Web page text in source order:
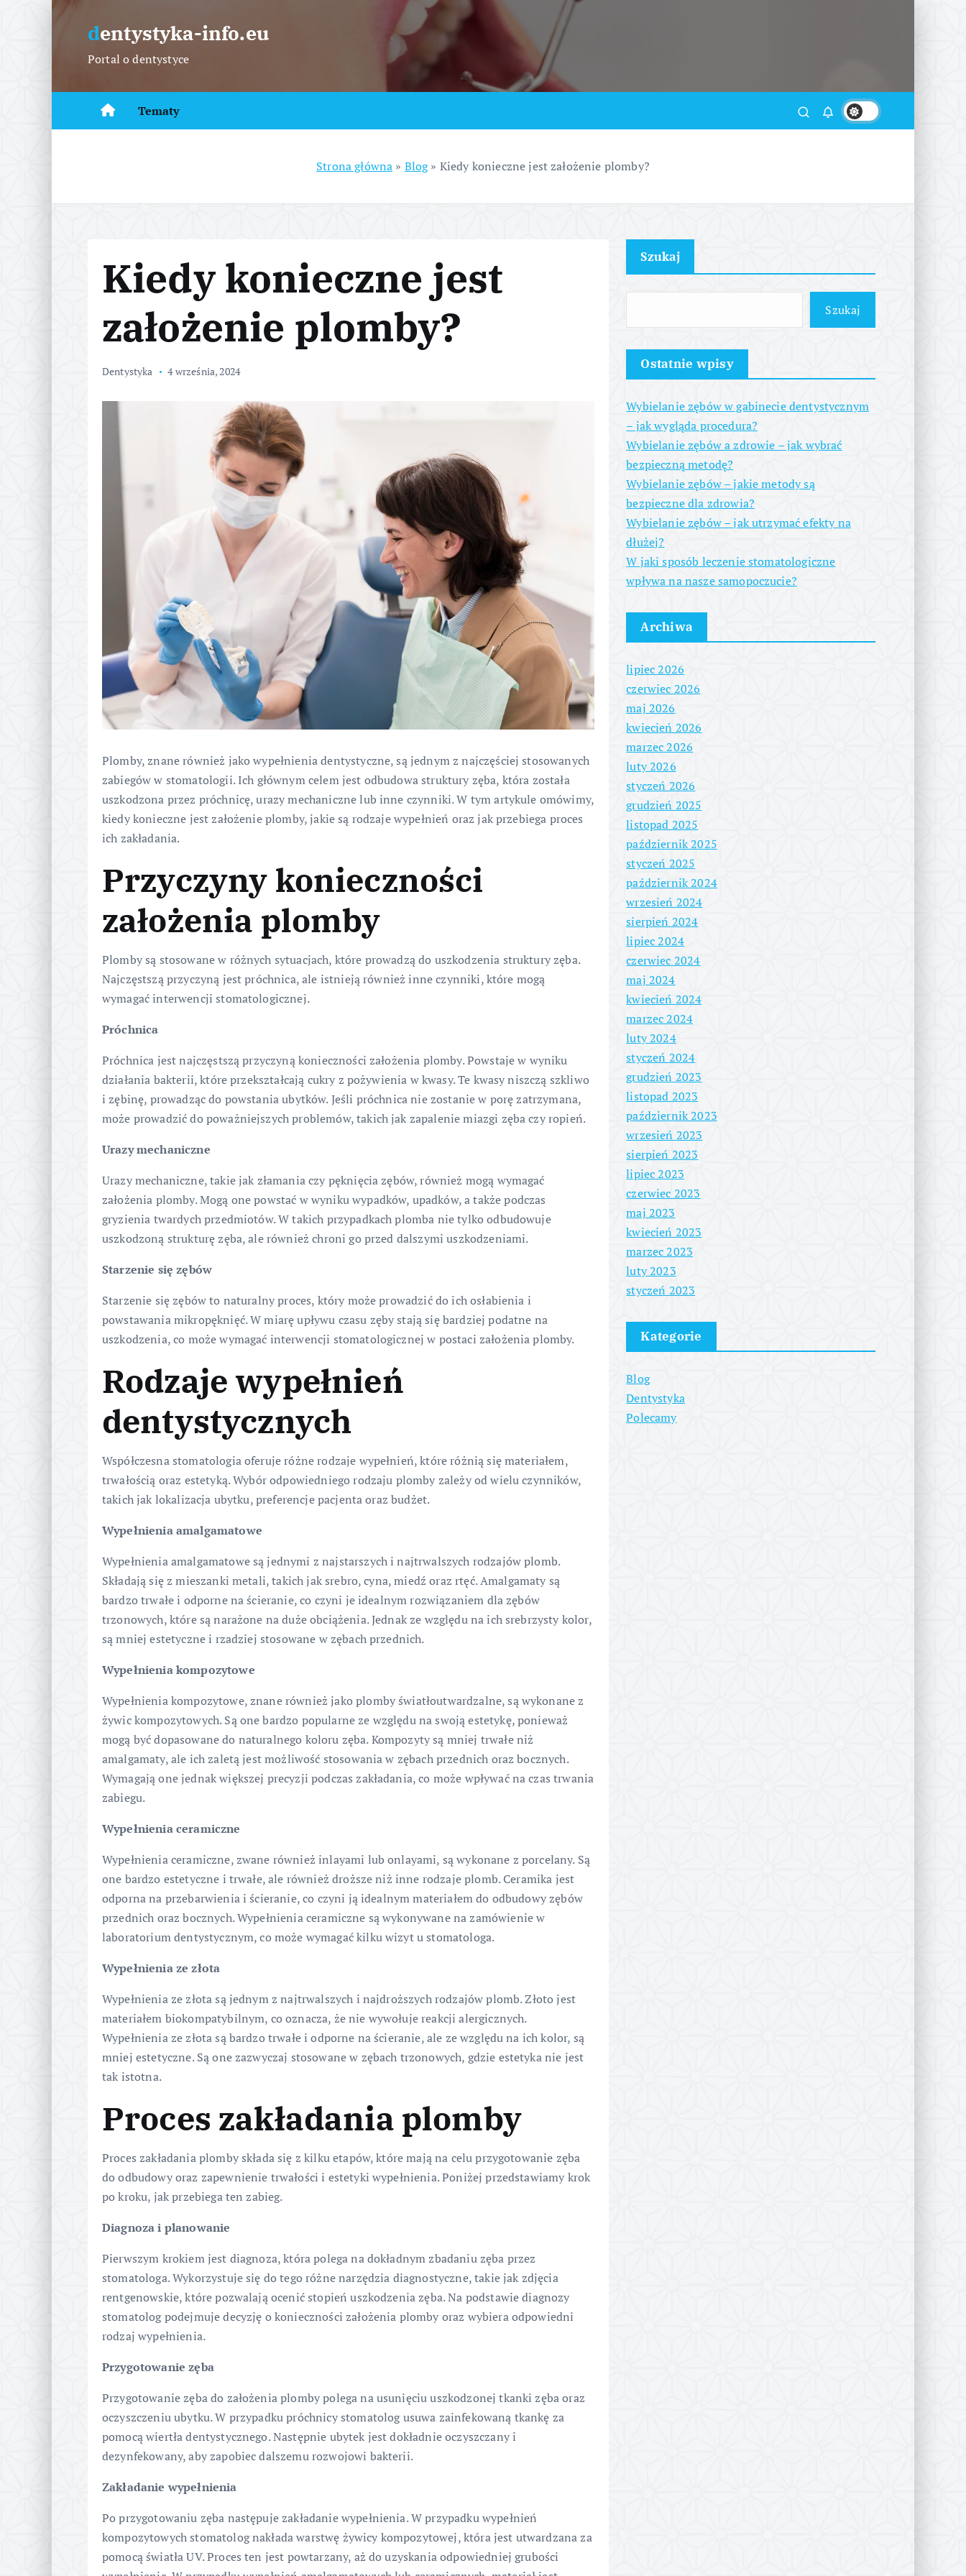
S
e
dentystyka-info.eu
Portal o dentystyce
Tematy
Strona główna » Blog» Kiedy konieczne jest założenie plomby?
Kiedy konieczne jest
założenie plomby?
Dentystyka 4 września, 2024
Plomby, znane również jako wypełnienia dentystyczne, są jednym z najczęściej stosowanych
zabiegów w stomatologii. Ich głównym celem jest odbudowa struktury zęba, która została
uszkodzona przez próchnicę, urazy mechaniczne lub inne czynniki. W tym artykule omówimy,
kiedy konieczne jest założenie plomby, jakie są rodzaje wypełnień oraz jak przebiega proces
ich zakładania.
Przyczyny konieczności
założenia plomby
Plomby są stosowane w różnych sytuacjach, które prowadzą do uszkodzenia struktury zęba.
Najczęstszą przyczyną jest próchnica, ale istnieją również inne czynniki, które mogą
wymagać interwencji stomatologicznej.
Próchnica
Próchnica jest najczęstszą przyczyną konieczności założenia plomby. Powstaje w wyniku
działania bakterii, które przekształcają cukry z pożywienia w kwasy. Te kwasy niszczą szkliwo
i zębinę, prowadząc do powstania ubytków. Jeśli próchnica nie zostanie w porę zatrzymana,
może prowadzić do poważniejszych problemów, takich jak zapalenie miazgi zęba czy ropień.
Urazy mechaniczne
Urazy mechaniczne, takie jak złamania czy pęknięcia zębów, również mogą wymagać
założenia plomby. Mogą one powstać w wyniku wypadków, upadków, a także podczas
gryzienia twardych przedmiotów. W takich przypadkach plomba nie tylko odbudowuje
uszkodzoną strukturę zęba, ale również chroni go przed dalszymi uszkodzeniami.
Starzenie się zębów
Starzenie się zębów to naturalny proces, który może prowadzić do ich osłabienia i
powstawania mikropęknięć. W miarę upływu czasu zęby stają się bardziej podatne na
uszkodzenia, co może wymagać interwencji stomatologicznej w postaci założenia plomby.
Rodzaje wypełnień
dentystycznych
Współczesna stomatologia oferuje różne rodzaje wypełnień, które różnią się materiałem,
trwałością oraz estetyką. Wybór odpowiedniego rodzaju plomby zależy od wielu czynników,
takich jak lokalizacja ubytku, preferencje pacjenta oraz budżet.
Wypełnienia amalgamatowe
Wypełnienia amalgamatowe są jednymi z najstarszych i najtrwalszych rodzajów plomb.
Składają się z mieszanki metali, takich jak srebro, cyna, miedź oraz rtęć. Amalgamaty są
bardzo trwałe i odporne na ścieranie, co czyni je idealnym rozwiązaniem dla zębów
trzonowych, które są narażone na duże obciążenia. Jednak ze względu na ich srebrzysty kolor,
są mniej estetyczne i rzadziej stosowane w zębach przednich.
Wypełnienia kompozytowe
Wypełnienia kompozytowe, znane również jako plomby światłoutwardzalne, są wykonane z
żywic kompozytowych. Są one bardzo popularne ze względu na swoją estetykę, ponieważ
mogą być dopasowane do naturalnego koloru zęba. Kompozyty są mniej trwałe niż
amalgamaty, ale ich zaletą jest możliwość stosowania w zębach przednich oraz bocznych.
Wymagają one jednak większej precyzji podczas zakładania, co może wpływać na czas trwania
zabiegu.
Wypełnienia ceramiczne
Wypełnienia ceramiczne, zwane również inlayami lub onlayami, są wykonane z porcelany. Są
one bardzo estetyczne i trwałe, ale również droższe niż inne rodzaje plomb. Ceramika jest
odporna na przebarwienia i ścieranie, co czyni ją idealnym materiałem do odbudowy zębów
przednich oraz bocznych. Wypełnienia ceramiczne są wykonywane na zamówienie w
laboratorium dentystycznym, co może wymagać kilku wizyt u stomatologa.
Wypełnienia ze złota
Wypełnienia ze złota są jednym z najtrwalszych i najdroższych rodzajów plomb. Złoto jest
materiałem biokompatybilnym, co oznacza, że nie wywołuje reakcji alergicznych.
Wypełnienia ze złota są bardzo trwałe i odporne na ścieranie, ale ze względu na ich kolor, są
mniej estetyczne. Są one zazwyczaj stosowane w zębach trzonowych, gdzie estetyka nie jest
tak istotna.
Proces zakładania plomby
Proces zakładania plomby składa się z kilku etapów, które mają na celu przygotowanie zęba
do odbudowy oraz zapewnienie trwałości i estetyki wypełnienia. Poniżej przedstawiamy krok
po kroku, jak przebiega ten zabieg.
Diagnoza i planowanie
Pierwszym krokiem jest diagnoza, która polega na dokładnym zbadaniu zęba przez
stomatologa. Wykorzystuje się do tego różne narzędzia diagnostyczne, takie jak zdjęcia
rentgenowskie, które pozwalają ocenić stopień uszkodzenia zęba. Na podstawie diagnozy
stomatolog podejmuje decyzję o konieczności założenia plomby oraz wybiera odpowiedni
rodzaj wypełnienia.
Przygotowanie zęba
Przygotowanie zęba do założenia plomby polega na usunięciu uszkodzonej tkanki zęba oraz
oczyszczeniu ubytku. W przypadku próchnicy stomatolog usuwa zainfekowaną tkankę za
pomocą wiertła dentystycznego. Następnie ubytek jest dokładnie oczyszczany i
dezynfekowany, aby zapobiec dalszemu rozwojowi bakterii.
Zakładanie wypełnienia
Po przygotowaniu zęba następuje zakładanie wypełnienia. W przypadku wypełnień
kompozytowych stomatolog nakłada warstwę żywicy kompozytowej, która jest utwardzana za
pomocą światła UV. Proces ten jest powtarzany, aż do uzyskania odpowiedniej grubości
Szukaj
Szukaj
Ostatnie wpisy
Wybielanie zębów w gabinecie dentystycznym
– jak wygląda procedura?
Wybielanie zębów a zdrowie – jak wybrać
bezpieczną metodę?
Wybielanie zębów – jakie metody są
bezpieczne dla zdrowia?
Wybielanie zębów – jak utrzymać efekty na
dłużej?
W jaki sposób leczenie stomatologiczne
wpływa na nasze samopoczucie?
Archiwa
lipiec 2026
czerwiec 2026
maj 2026
kwiecień 2026
marzec 2026
luty 2026
styczeń 2026
grudzień 2025
listopad 2025
październik 2025
styczeń 2025
październik 2024
wrzesień 2024
sierpień 2024
lipiec 2024
czerwiec 2024
maj 2024
kwiecień 2024
marzec 2024
luty 2024
styczeń 2024
grudzień 2023
listopad 2023
październik 2023
wrzesień 2023
sierpień 2023
lipiec 2023
czerwiec 2023
maj 2023
kwiecień 2023
marzec 2023
luty 2023
styczeń 2023
Kategorie
Blog
Dentystyka
Polecamy